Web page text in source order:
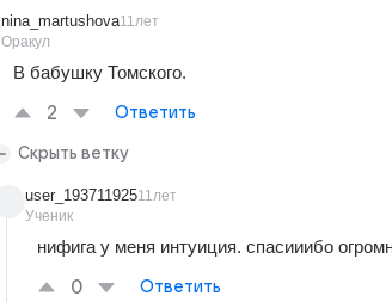
nina_martushova
Оракул
11лет
В бабушку Томского.
2 Ответить
Скрыть ветку
user_193711925
Ученик
11лет
нифига у меня интуиция. спасииибо
0 Ответить